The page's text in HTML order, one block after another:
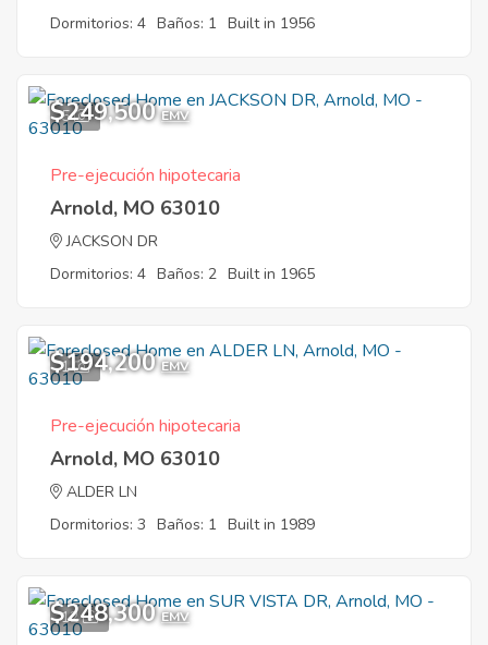
Dormitorios: 4 Baños: 1 Built in 1956
5
$249,500 EMV
Pre-ejecución hipotecaria
Arnold, MO 63010
JACKSON DR
Dormitorios: 4 Baños: 2 Built in 1965
1
$194,200 EMV
Pre-ejecución hipotecaria
Arnold, MO 63010
ALDER LN
Dormitorios: 3 Baños: 1 Built in 1989
12
$248,300 EMV